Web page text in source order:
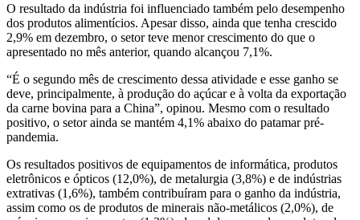
O resultado da indústria foi influenciado também pelo desempenho
dos produtos alimentícios. Apesar disso, ainda que tenha crescido
2,9% em dezembro, o setor teve menor crescimento do que o
apresentado no mês anterior, quando alcançou 7,1%.
“É o segundo mês de crescimento dessa atividade e esse ganho se
deve, principalmente, à produção do açúcar e à volta da exportação
da carne bovina para a China”, opinou. Mesmo com o resultado
positivo, o setor ainda se mantém 4,1% abaixo do patamar pré-
pandemia.
Os resultados positivos de equipamentos de informática, produtos
eletrônicos e ópticos (12,0%), de metalurgia (3,8%) e de indústrias
extrativas (1,6%), também contribuíram para o ganho da indústria,
assim como os de produtos de minerais não-metálicos (2,0%), de